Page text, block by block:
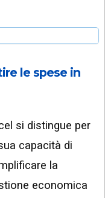
le spese in
si distingue per
capacità di
la
economica